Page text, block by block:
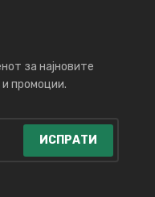
за најновите
промоции.
ИСПРАТИ